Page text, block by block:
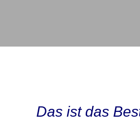
Das ist das